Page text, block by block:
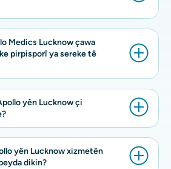
Medics Lucknow çawa
pirpisporî ya sereke tê
yên Lucknow çi
yên Lucknow xizmetên
dikin?